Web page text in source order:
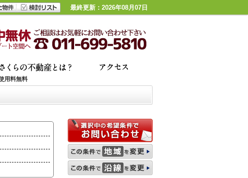
最終更新：2026年08月07日
用料無料